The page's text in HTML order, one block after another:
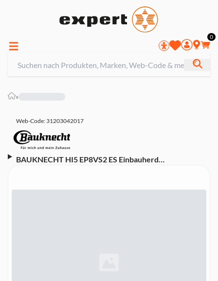
0
»
Web-Code: 31203042017
BAUKNECHT HI5 EP8VS2 ES Einbauherd
Display, Elektronikuhr, Versenkknebel, Einknopf-